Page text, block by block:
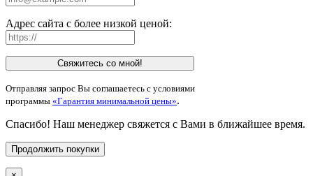
Адрес сайта с более низкой ценой:
Свяжитесь со мной!
Отправляя запрос Вы соглашаетесь с условиями
программы «Гарантия минимальной цены».
Спасибо! Наш менеджер свяжется с Вами в ближайшее время.
Продолжить покупки